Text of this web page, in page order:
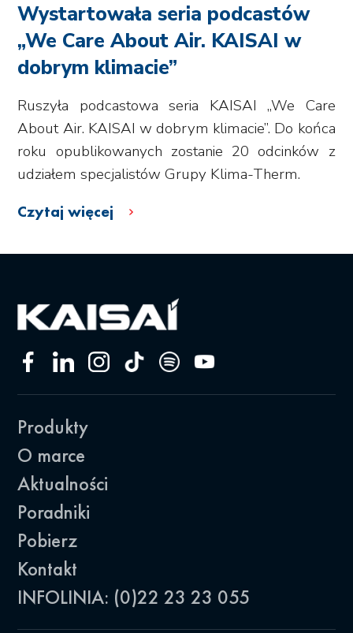
Wystartowała seria podcastów
„We Care About Air. KAISAI w
dobrym klimacie”
Ruszyła podcastowa seria KAISAI „We Care
About Air. KAISAI w dobrym klimacie”. Do końca
roku opublikowanych zostanie 20 odcinków z
udziałem specjalistów Grupy Klima-Therm.
Czytaj więcej
Produkty
O marce
Aktualności
Poradniki
Pobierz
Kontakt
INFOLINIA: (0)22 23 23 055